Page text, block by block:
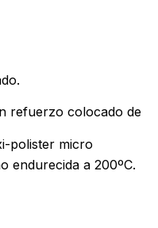
refuerzo colocado de
polister micro
endurecida a 200ºC.